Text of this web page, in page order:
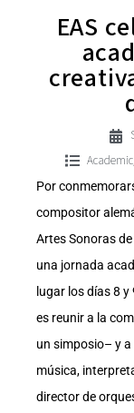
EAS
Academic
Por
compositor
Artes Sonoras
una jornada
lugar los días 8
es reunir a la
un simposio– y
música,
director de